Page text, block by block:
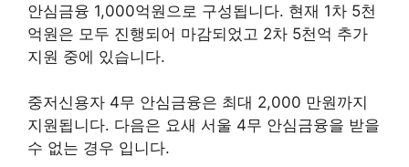
안심금융 1,000억원으로 구성됩니다. 현재 1차 5천
억원은 모두 진행되어 마감되었고 2차 5천억 추가
지원 중에 있습니다.
중저신용자 4무 안심금융은 최대 2,000 만원까지
지원됩니다. 다음은 요새 서울 4무 안심금융을 받을
수 없는 경우 입니다.